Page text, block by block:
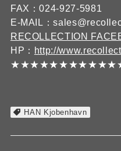
FAX：024-927-5981
E-MAIL：
RECOLLECTION
HP： http://
HAN Kjobenhavn